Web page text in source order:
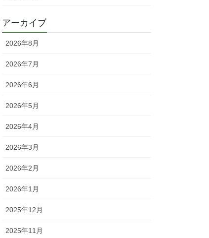
アーカイブ
2026年8月
2026年7月
2026年6月
2026年5月
2026年4月
2026年3月
2026年2月
2026年1月
2025年12月
2025年11月